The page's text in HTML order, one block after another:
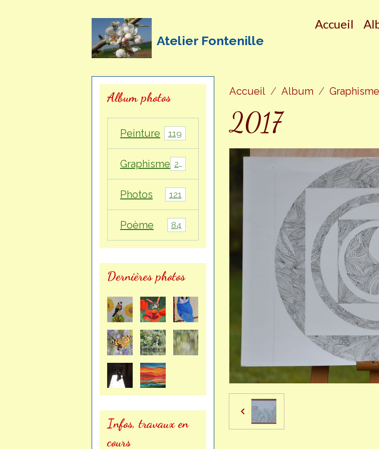
Atelier Fontenille
Accueil
Accueil Album Graphisme
2017
Album photos
Peinture 119
Graphisme 28
Photos 121
Poème 84
Dernières photos
Infos, travaux en
cours